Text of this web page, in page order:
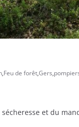
,Feu de forêt,Gers,
et du